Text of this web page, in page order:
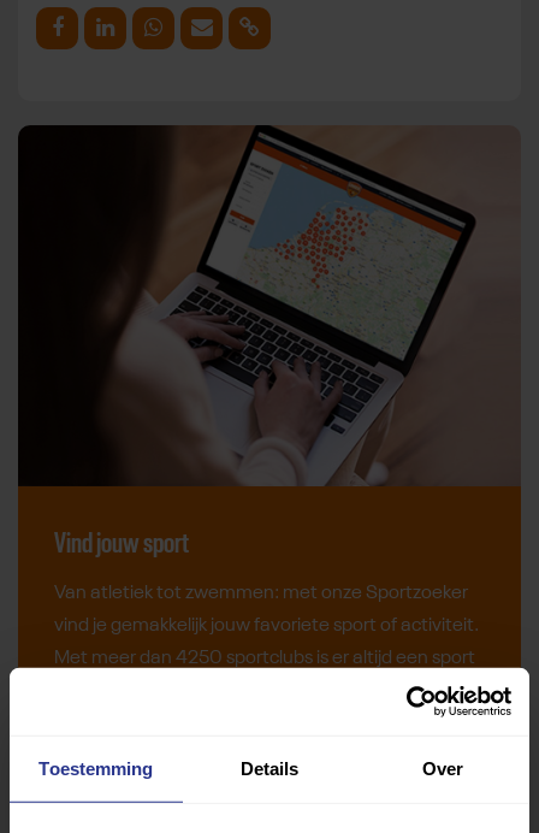
Toestemming Details Over
Deel op Facebook
Deel op LinkedinDeel op Whatsapp
Mail link Kopieer link
Vind jouw sport
Van atletiek tot zwemmen: met onze Sportzoeker
vind je gemakkelijk jouw favoriete sport of activiteit.
Met meer dan 4250 sportclubs is er altijd een sport